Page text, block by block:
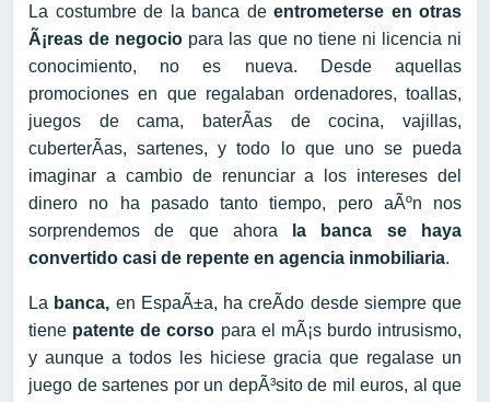
La costumbre de la banca deentrometerse en otras
Ã¡reas de negocio para las que no tiene ni licencia ni
conocimiento, no es nueva. Desde aquellas
promociones en que regalaban ordenadores, toallas,
juegos de cama, baterÃ­as de cocina, vajillas,
cuberterÃ­as, sartenes, y todo lo que uno se pueda
imaginar a cambio de renunciar a los intereses del
dinero no ha pasado tanto tiempo, pero aÃºn nos
sorprendemos de que ahora la banca se haya
convertido casi de repente en agencia inmobiliaria.
La banca, en EspaÃ±a, ha creÃ­do desde siempre que
tiene patente de corso para el mÃ¡s burdo intrusismo,
y aunque a todos les hiciese gracia que regalase un
juego de sartenes por un depÃ³sito de mil euros, al que